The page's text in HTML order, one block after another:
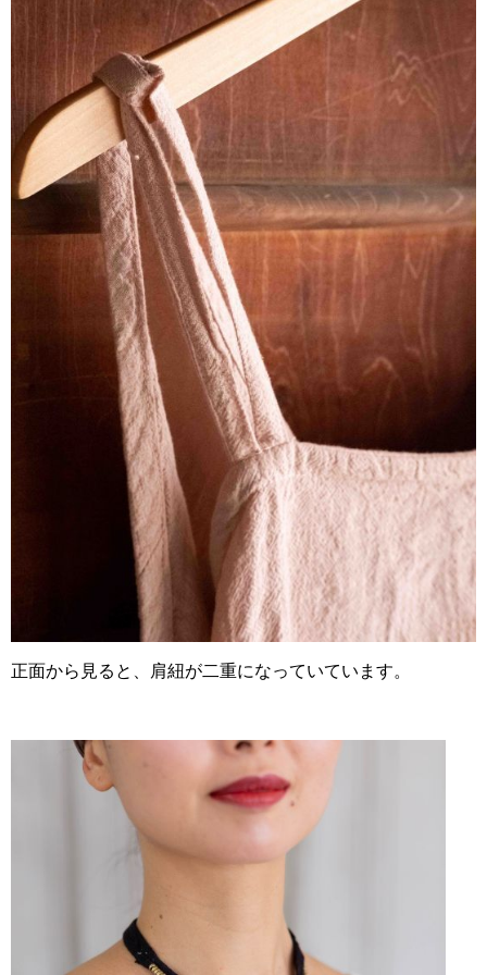
正面から見ると、肩紐が二重になっていています。